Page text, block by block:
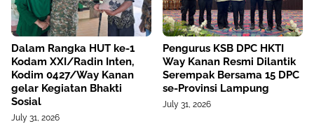
Dalam Rangka HUT ke-1
Kodam XXI/Radin Inten,
Kodim 0427/Way Kanan
gelar Kegiatan Bhakti
Sosial
July 31, 2026
Pengurus KSB DPC HKTI
Way Kanan Resmi Dilantik
Serempak Bersama 15 DPC
se-Provinsi Lampung
July 31, 2026